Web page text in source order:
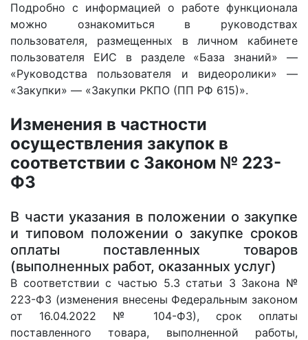
Подробно с информацией о работе функционала
можно ознакомиться в руководствах
пользователя, размещенных в личном кабинете
пользователя ЕИС в разделе «База знаний» —
«Руководства пользователя и видеоролики» —
«Закупки» — «Закупки РКПО (ПП РФ 615)».
Изменения в частности
осуществления закупок в
соответствии с Законом № 223-
ФЗ
В части указания в положении о закупке
и типовом положении о закупке сроков
оплаты поставленных товаров
(выполненных работ, оказанных услуг)
В соответствии с частью 5.3 статьи 3 Закона №
223-ФЗ (изменения внесены Федеральным законом
от 16.04.2022 № 104-ФЗ), срок оплаты
поставленного товара, выполненной работы,